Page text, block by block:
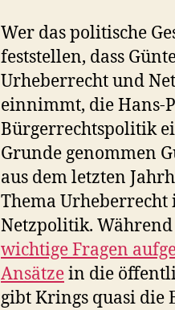
Wer das politische
feststellen, dass
Urheberrecht und
einnimmt, die Hans-
Bürgerrechtspolitik
Grunde genommen
aus dem letzten
Thema
Netzpolitik. Während
wichtige Fragen
Ansätzein die
gibt Krings quasi